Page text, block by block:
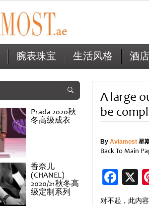
腕表珠宝 生活风格 酒店
Prada 2020秋
冬高级成衣
香奈儿
(CHANEL)
2020/21秋冬高
级定制系列
A large
be
By Aviamost星
Back To Main
X
对不起，此内